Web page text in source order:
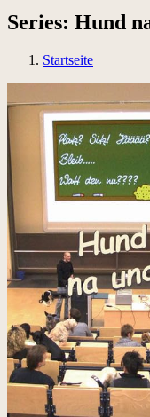
Series: Hund
Startseite